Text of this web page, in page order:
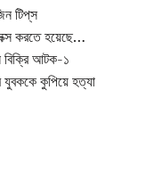
টিপ্‌স
করতে হয়েছে…
বিক্রি আটক-১
যুবককে কুপিয়ে হত্যা